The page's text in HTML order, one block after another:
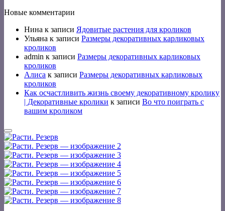
Новые комментарии
Нина к записи Ядовитые растения для кроликов
Ульяна к записи Размеры декоративных карликовых
кроликов
admin к записи Размеры декоративных карликовых
кроликов
Алиса к записи Размеры декоративных карликовых
кроликов
Как осчастливить жизнь своему декоративному кролику
| Декоративные кролики к записи Во что поиграть с
вашим кроликом